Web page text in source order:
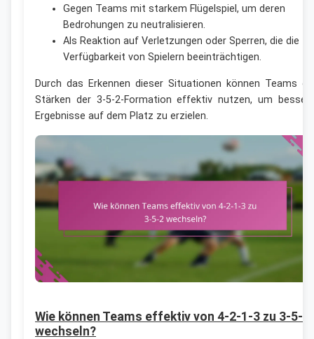
Gegen Teams mit starkem Flügelspiel, um deren
Bedrohungen zu neutralisieren.
Als Reaktion auf Verletzungen oder Sperren, die die
Verfügbarkeit von Spielern beeinträchtigen.
Durch das Erkennen dieser Situationen können Teams
Stärken der 3-5-2-Formation effektiv nutzen, um
Ergebnisse auf dem Platz zu erzielen.
Wie können Teams effektiv von 4-2-1-3 zu 3-5-2
wechseln?